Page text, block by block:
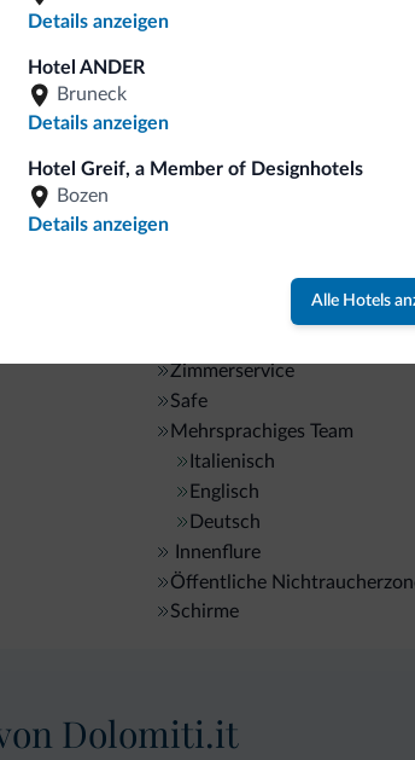
Fischen
1 km
Zimmerservice
Safe
Mehrsprachiges Team
Italienisch
Englisch
Deutsch
Innenflure
Öffentliche
Schirme
Details anzeigen
Hotel ANDER
Bruneck
Details anzeigen
Hotel Greif, a Member of Designhotels
Bozen
Details anzeigen
Alle Hotels
Dolomiti.it